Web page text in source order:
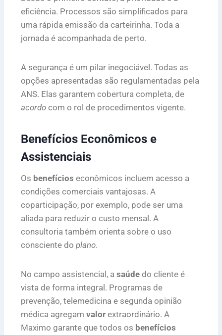
eficiência. Processos são simplificados para
uma rápida emissão da carteirinha. Toda a
jornada é acompanhada de perto.
A segurança é um pilar inegociável. Todas as
opções apresentadas são regulamentadas pela
ANS. Elas garantem cobertura completa, de
acordo com o rol de procedimentos vigente.
Benefícios Econômicos e
Assistenciais
Os benefícios econômicos incluem acesso a
condições comerciais vantajosas. A
coparticipação, por exemplo, pode ser uma
aliada para reduzir o custo mensal. A
consultoria também orienta sobre o uso
consciente do plano.
No campo assistencial, a saúde do cliente é
vista de forma integral. Programas de
prevenção, telemedicina e segunda opinião
médica agregam valor extraordinário. A
Maximo garante que todos os benefícios